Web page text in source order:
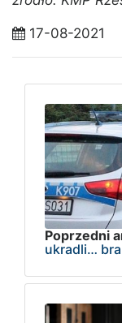
17-08-2021
Poprzedni
ukradli…